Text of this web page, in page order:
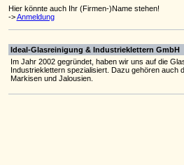
Hier könnte auch Ihr (Firmen-)Name stehen!
->Anmeldung
Ideal-Glasreinigung & Industrieklettern GmbH
Im Jahr 2002 gegründet, haben wir uns auf die
Industrieklettern spezialisiert. Dazu gehören auch
Markisen und Jalousien.